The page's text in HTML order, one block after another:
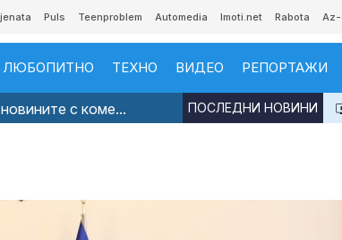
Puls Teenproblem Automedia Imoti.net Rabota
ЛЮБОПИТНО ТЕХНО ВИДЕО РЕПОРТАЖИ
с коме... ПОСЛЕДНИ НОВИНИ